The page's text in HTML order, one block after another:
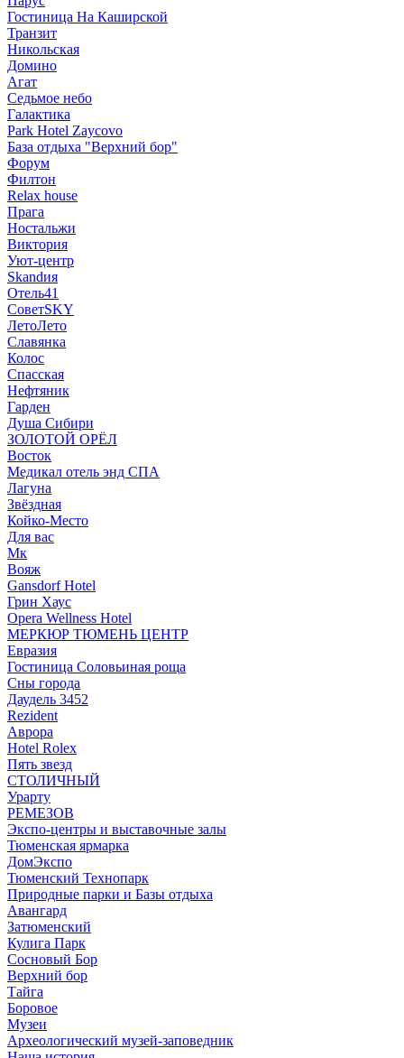
Гостиница На Каширской
Транзит
Никольская
Домино
Агат
Седьмое небо
Галактика
Park Hotel Zaycovo
База отдыха "Верхний бор"
Форум
Филтон
Relax house
Прага
Ностальжи
Виктория
Уют-центр
Skandия
Отель41
СоветSKY
ЛетоЛето
Славянка
Колос
Спасская
Нефтяник
Гарден
Душа Сибири
ЗОЛОТОЙ ОРЁЛ
Восток
Медикал отель энд СПА
Лагуна
Звёздная
Койко-Место
Для вас
Мк
Вояж
Gansdorf Hotel
Грин Хаус
Opera Wellness Hotel
МЕРКЮР ТЮМЕНЬ ЦЕНТР
Евразия
Гостиница Соловьиная роща
Сны города
Даудель 3452
Rezident
Аврора
Hotel Rolex
Пять звезд
СТОЛИЧНЫЙ
Урарту
РЕМЕЗОВ
Экспо-центры и выставочные залы
Тюменская ярмарка
ДомЭкспо
Тюменский Технопарк
Природные парки и Базы отдыха
Авангард
Затюменский
Кулига Парк
Сосновый Бор
Верхний бор
Тайга
Боровое
Музеи
Археологический музей-заповедник